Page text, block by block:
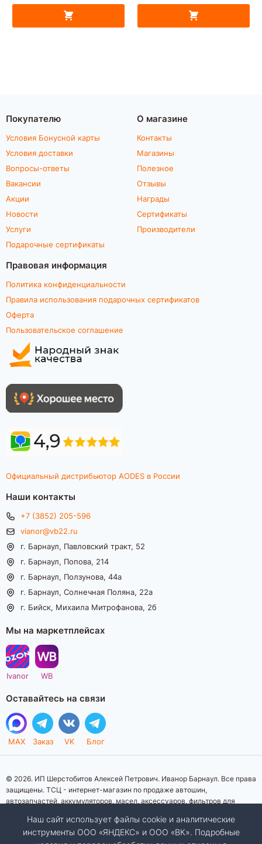
Покупателю
Условия Бонусной карты
Условия доставки
Вопросы-ответы
Вакансии
Акции
Новости
Услуги
Подарочные сертификаты
О магазине
Контакты
Магазины
Полезное
Отзывы
Награды
Сертификаты
Производители
Правовая информация
Политика конфиденциальности
Правила использования подарочных сертификатов
Оферта
Пользовательское соглашение
Официальный дистрибьютор AODES в России
Наши контакты
+7 (3852) 205-596
vianor@vb22.ru
г. Барнаул, Павловский тракт, 52
г. Барнаул, Попова, 214
г. Барнаул, Ползунова, 44а
г. Барнаул, Солнечная Поляна, 22а
г. Бийск, Михаила Митрофанова, 2б
Мы на маркетплейсах
Ivanor WB
Оставайтесь на связи
MAX Заказ VK Блог
© 2026. ИП Шерстобитов Алексей Петрович. Иванор Барнаул. Все права
защищены. ТСЦ - интернет-магазин по продаже автошин,
автозапчастей, аккумуляторов, масел, аксессуаров, фильтров для
информационный характер. Представленная информация о товарах, их
стоимости, характеристик, фото, наличия на складе ни при каких
Наш сайт использует файлы cookie и аналитические
инструменты ООО «ЯНДЕКС» и ООО «ВК». Подробные